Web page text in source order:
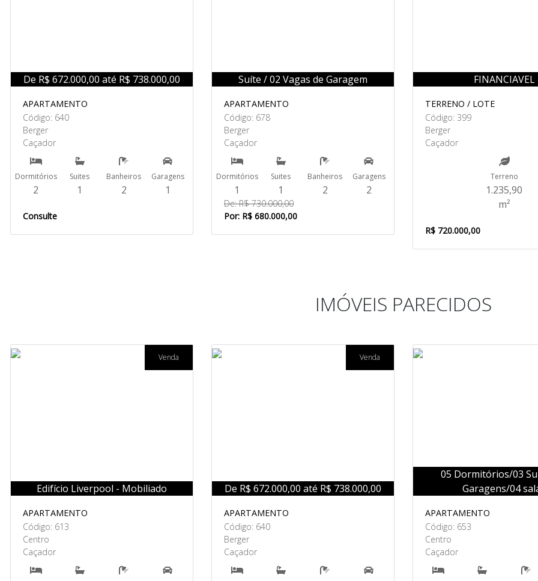
De R$ 672.000,00 até R$ 738.000,00
APARTAMENTO
Código: 640
Berger
Caçador
Dormitórios
2
Suites
1
Banheiros
2
Garagens
1
Consulte
Suíte / 02 Vagas de Garagem
APARTAMENTO
Código: 678
Berger
Caçador
Dormitórios
1
Suites
1
Banheiros
2
Garagens
2
De: R$ 730.000,00
Por: R$ 680.000,00
FINANCIAVEL
TERRENO / LOTE
Código: 399
Berger
Caçador
Terreno
1.235,90
m²
R$ 720.000,00
IMÓVEIS PARECIDOS
Venda
Edifício Liverpool - Mobiliado
APARTAMENTO
Código: 613
Centro
Caçador
Venda
De R$ 672.000,00 até R$ 738.000,00
APARTAMENTO
Código: 640
Berger
Caçador
05 Dormitórios/03
Garagens/04
APARTAMENTO
Código: 653
Centro
Caçador